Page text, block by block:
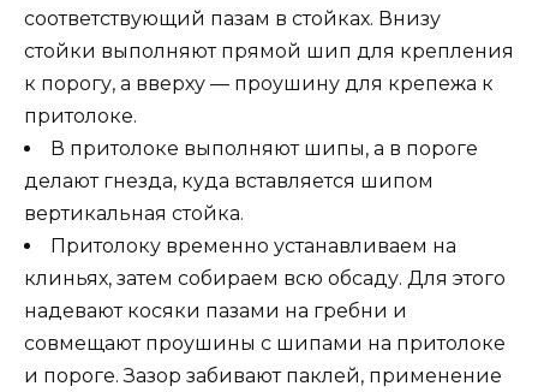
соответствующий пазам в стойках. Внизу
стойки выполняют прямой шип для крепления
к порогу, а вверху — проушину для крепежа к
притолоке.
В притолоке выполняют шипы, а в пороге
делают гнезда, куда вставляется шипом
вертикальная стойка.
Притолоку временно устанавливаем на
клиньях, затем собираем всю обсаду. Для этого
надевают косяки пазами на гребни и
совмещают проушины с шипами на притолоке
и пороге. Зазор забивают паклей, применение